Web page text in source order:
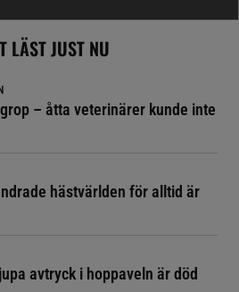
LÄST JUST NU
– åtta veterinärer kunde inte
hästvärlden för alltid är
avtryck i hoppaveln är död